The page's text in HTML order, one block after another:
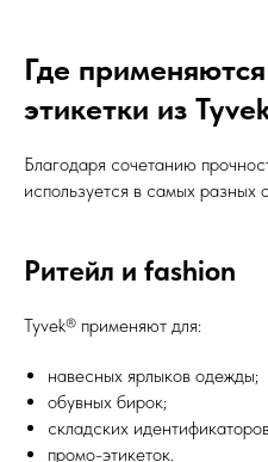
Где
этикетки из
Благодаря сочетанию
используется в самых разных
Ритейл и fashion
Tyvek® применяют для:
навесных ярлыков одежды;
обувных бирок;
складских
промо-этикеток.